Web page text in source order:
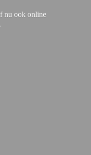
nu ookonline